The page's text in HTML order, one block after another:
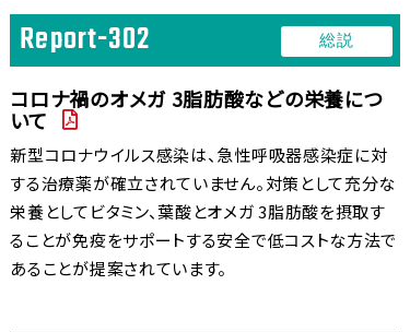
序)
●DHAに関する臨床試験の内容を追加いたしまし
た。
Report-117(臨床試験)
2021年 02月
●DHAに関する総説の内容を追加いたしました。
Report-302(総説)
●DHAに関する作用機序の内容を追加いたしまし
た。
Report-302 総説
コロナ禍のオメガ 3脂肪酸などの栄養につ
いて
新型コロナウイルス感染は、急性呼吸器感染症に対
する治療薬が確立されていません。対策として充分な
栄養としてビタミン、葉酸とオメガ 3脂肪酸を摂取す
ることが免疫をサポートする安全で低コストな方法で
あることが提案されています。